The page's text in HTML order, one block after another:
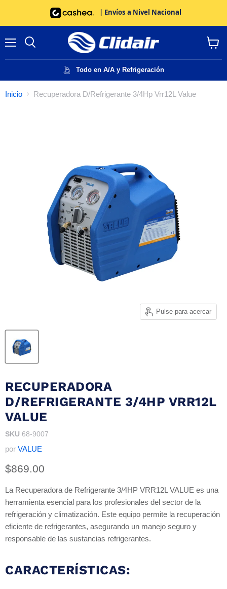
| Envíos a Nivel Nacional
Todo en A/A y Refrigeración
carrito
Inicio Recuperadora D/Refrigerante 3/4Hp Vrr12L Value
Pulse para acercar
RECUPERADORA
D/REFRIGERANTE 3/4HP VRR12L
VALUE
SKU 68-9007
por VALUE
Precio actual
$869.00
La Recuperadora de Refrigerante 3/4HP VRR12L VALUE es una
herramienta esencial para los profesionales del sector de la
refrigeración y climatización. Este equipo permite la recuperación
eficiente de refrigerantes, asegurando un manejo seguro y
responsable de las sustancias refrigerantes.
CARACTERÍSTICAS: